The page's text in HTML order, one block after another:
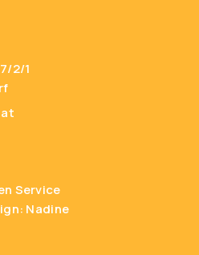
2/1
Service
Nadine